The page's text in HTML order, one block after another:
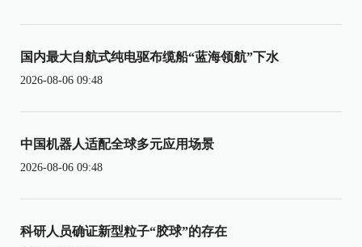
国内最大自航式纯电驱布缆船“蓝海领航”下水
2026-08-06 09:48
中国机器人适配全球多元应用场景
2026-08-06 09:48
科研人员确证新型粒子“胶球”的存在